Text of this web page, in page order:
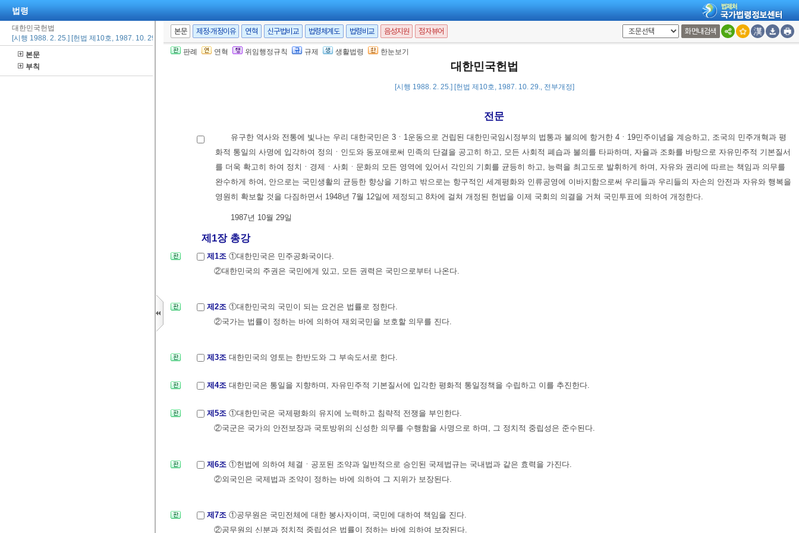
법령
대한민국헌법
[시행 1988. 2. 25.] [헌법 제10호, 1987. 10. 29., 전부개정]
본문
부칙
본문 제정·개정이유 연혁 신구법비교 법령체계도 법령비교 음성지원 점자뷰어 화면내검색
판례 연혁 위임행정규칙 규제 생활법령 한눈보기
대한민국헌법
[시행 1988. 2. 25.] [헌법 제10호, 1987. 10. 29., 전부개정]
전문
유구한 역사와 전통에 빛나는 우리 대한국민은 3ㆍ1운동으로 건립된 대한민국임시정부의 법통과 불의에 항거한 4ㆍ19민주이념을 계승하고, 조국의 민주개혁과 평
화적 통일의 사명에 입각하여 정의ㆍ인도와 동포애로써 민족의 단결을 공고히 하고, 모든 사회적 폐습과 불의를 타파하며, 자율과 조화를 바탕으로 자유민주적 기본질서
를 더욱 확고히 하여 정치ㆍ경제ㆍ사회ㆍ문화의 모든 영역에 있어서 각인의 기회를 균등히 하고, 능력을 최고도로 발휘하게 하며, 자유와 권리에 따르는 책임과 의무를
완수하게 하여, 안으로는 국민생활의 균등한 향상을 기하고 밖으로는 항구적인 세계평화와 인류공영에 이바지함으로써 우리들과 우리들의 자손의 안전과 자유와 행복을
영원히 확보할 것을 다짐하면서 1948년 7월 12일에 제정되고 8차에 걸쳐 개정된 헌법을 이제 국회의 의결을 거쳐 국민투표에 의하여 개정한다.
1987년 10월 29일
제1장 총강
제1조 ①대한민국은 민주공화국이다.
②대한민국의 주권은 국민에게 있고, 모든 권력은 국민으로부터 나온다.
제2조 ①대한민국의 국민이 되는 요건은 법률로 정한다.
②국가는 법률이 정하는 바에 의하여 재외국민을 보호할 의무를 진다.
제3조 대한민국의 영토는 한반도와 그 부속도서로 한다.
제4조 대한민국은 통일을 지향하며, 자유민주적 기본질서에 입각한 평화적 통일정책을 수립하고 이를 추진한다.
제5조 ①대한민국은 국제평화의 유지에 노력하고 침략적 전쟁을 부인한다.
②국군은 국가의 안전보장과 국토방위의 신성한 의무를 수행함을 사명으로 하며, 그 정치적 중립성은 준수된다.
제6조 ①헌법에 의하여 체결ㆍ공포된 조약과 일반적으로 승인된 국제법규는 국내법과 같은 효력을 가진다.
②외국인은 국제법과 조약이 정하는 바에 의하여 그 지위가 보장된다.
제7조 ①공무원은 국민전체에 대한 봉사자이며, 국민에 대하여 책임을 진다.
②공무원의 신분과 정치적 중립성은 법률이 정하는 바에 의하여 보장된다.